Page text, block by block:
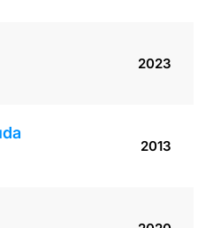
2023
2013